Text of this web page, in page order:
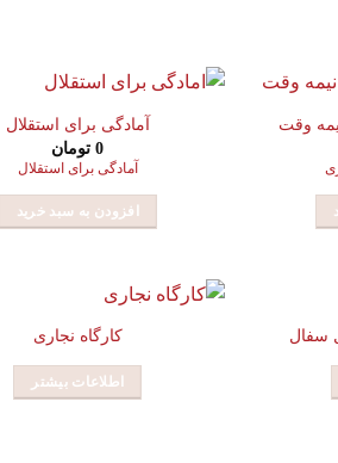
آمادگی برای استقلال
0 تومان
آمادگی برای استقلال
افزودن به سبد خرید
کارگاه نجاری
اطلاعات بیشتر